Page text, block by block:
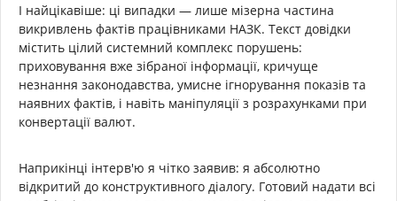
І найцікавіше: ці випадки — лише мізерна частина
викривлень фактів працівниками НАЗК. Текст довідки
містить цілий системний комплекс порушень:
приховування вже зібраної інформації, кричуще
незнання законодавства, умисне ігнорування показів та
наявних фактів, і навіть маніпуляції з розрахунками при
конвертації валют.
Наприкінці інтерв'ю я чітко заявив: я абсолютно
відкритий до конструктивного діалогу. Готовий надати всі